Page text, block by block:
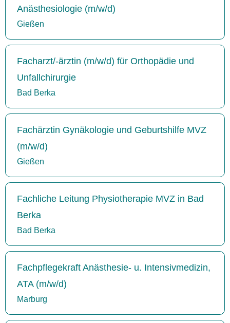
Anästhesiologie (m/w/d)
Gießen
Facharzt/-ärztin (m/w/d) für Orthopädie und
Unfallchirurgie
Bad Berka
Fachärztin Gynäkologie und Geburtshilfe MVZ
(m/w/d)
Gießen
Fachliche Leitung Physiotherapie MVZ in Bad
Berka
Bad Berka
Fachpflegekraft Anästhesie- u. Intensivmedizin,
ATA (m/w/d)
Marburg